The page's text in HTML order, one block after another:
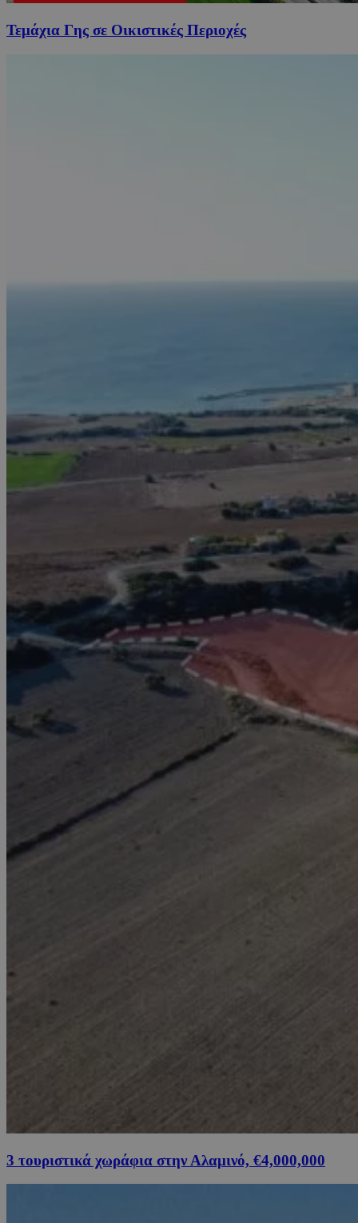
Τεμάχια Γης σε Οικιστικές Περιοχές
3 τουριστικά χωράφια στην Αλαμινό, €4,000,000